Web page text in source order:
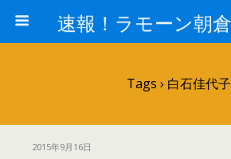
Tags › 白石佳代子
2015年9月16日